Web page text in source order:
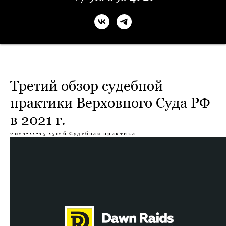
Третий обзор судебной
практики Верховного Суда РФ
в 2021 г.
2021-11-15 15:26 Судебная практика